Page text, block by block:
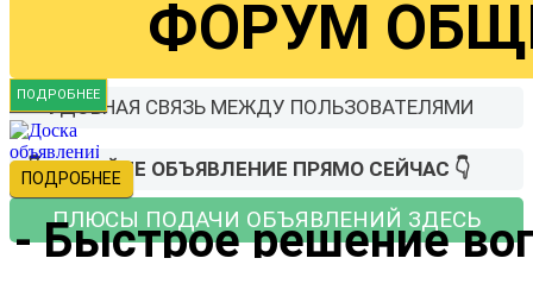
ЛИЧНЫЙ КАБИНЕТ С ОБЪЯВЛЕНИЯМИ
✔УДОБНАЯ СВЯЗЬ МЕЖДУ ПОЛЬЗОВАТЕЛЯМИ
👇 ПОДАЙТЕ ОБЪЯВЛЕНИЕ ПРЯМО СЕЙЧАС 👇
ПЛЮСЫ ПОДАЧИ ОБЪЯВЛЕНИЙ ЗДЕСЬ
ФОРУМ
ПОДРОБНЕЕ
ПОДРОБНЕЕ
- Быстрое решение